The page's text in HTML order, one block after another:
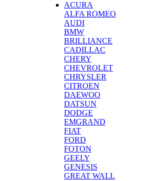
ACURA
ALFA ROMEO
AUDI
BMW
BRILLIANCE
CADILLAC
CHERY
CHEVROLET
CHRYSLER
CITROEN
DAEWOO
DATSUN
DODGE
EMGRAND
FIAT
FORD
FOTON
GEELY
GENESIS
GREAT WALL